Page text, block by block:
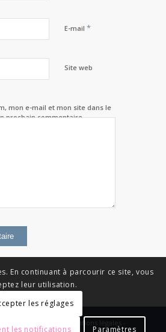
E-mail *
Site web
mon e-mail et mon site dans le
prochain commentaire.
Acropole - 2023 - Mentions légales -
En continuant à parcourir ce site, vous
leur utilisation.
les réglages
les notifications Paramètres